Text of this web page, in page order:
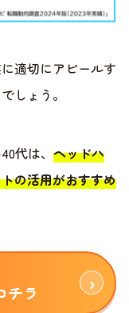
適切にアピールす
しょう。
代は、 ヘッドハ
の活用がおすすめ
チラ